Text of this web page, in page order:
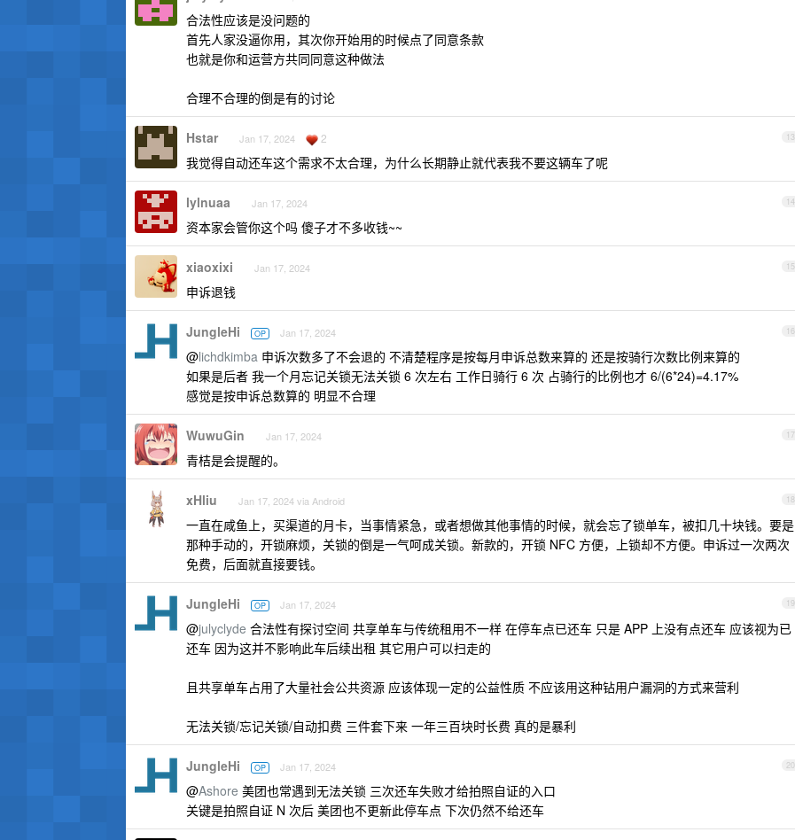
合法性应该是没问题的
首先人家没逼你用，其次你开始用的时候点了同意条款
也就是你和运营方共同同意这种做法
合理不合理的倒是有的讨论
13
Hstar Jan 17, 2024 2
我觉得自动还车这个需求不太合理，为什么长期静止就代表我不要这辆车了呢
14
lylnuaa Jan 17, 2024
资本家会管你这个吗 傻子才不多收钱~~
15
xiaoxixi Jan 17, 2024
申诉退钱
16
JungleHi OP Jan 17, 2024
@lichdkimba 申诉次数多了不会退的 不清楚程序是按每月申诉总数来算的 还是按骑行次数比例来算的
如果是后者 我一个月忘记关锁无法关锁 6 次左右 工作日骑行 6 次 占骑行的比例也才 6/(6*24)=4.17%
感觉是按申诉总数算的 明显不合理
17
WuwuGin Jan 17, 2024
青桔是会提醒的。
18
xHliu Jan 17, 2024 via Android
一直在咸鱼上，买渠道的月卡，当事情紧急，或者想做其他事情的时候，就会忘了锁单车，被扣几十块钱。要是
那种手动的，开锁麻烦，关锁的倒是一气呵成关锁。新款的，开锁 NFC 方便，上锁却不方便。申诉过一次两次
免费，后面就直接要钱。
19
JungleHi OP Jan 17, 2024
@julyclyde 合法性有探讨空间 共享单车与传统租用不一样 在停车点已还车 只是 APP 上没有点还车 应该视为已
还车 因为这并不影响此车后续出租 其它用户可以扫走的
且共享单车占用了大量社会公共资源 应该体现一定的公益性质 不应该用这种钻用户漏洞的方式来营利
无法关锁/忘记关锁/自动扣费 三件套下来 一年三百块时长费 真的是暴利
20
JungleHi OP Jan 17, 2024
@Ashore 美团也常遇到无法关锁 三次还车失败才给拍照自证的入口
关键是拍照自证 N 次后 美团也不更新此停车点 下次仍然不给还车